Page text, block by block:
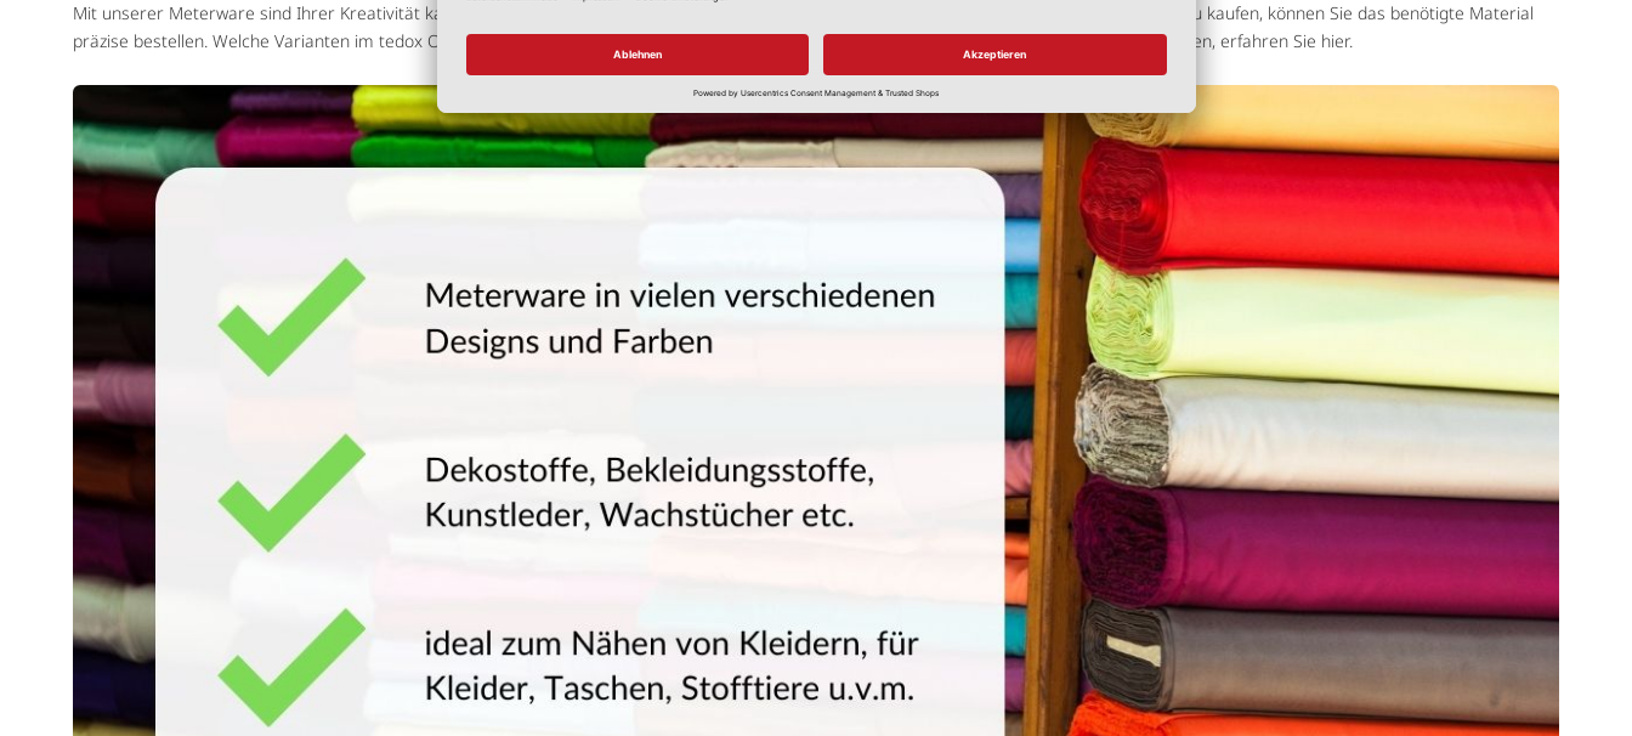
Mit unserer Meterware sind Ihrer Kreativität kaum Grenzen gesetzt. Durch die Möglichkeit Stoffe, Kunstleder, Wachstücher usw. als Laufmeter zu kaufen, können Sie das benötigte Material
präzise bestellen. Welche Varianten im tedox Onlineshop als Meterware erhältlich sind und welche kreativen Projekte sich damit realisieren lassen, erfahren Sie hier.